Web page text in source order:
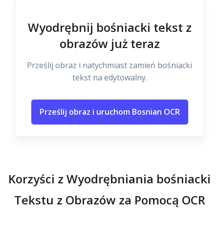
Wyodrębnij bośniacki tekst z
obrazów już teraz
Prześlij obraz i natychmiast zamień bośniacki
tekst na edytowalny.
Prześlij obraz i uruchom Bosnian OCR
Korzyści z Wyodrębniania bośniacki
Tekstu z Obrazów za Pomocą OCR